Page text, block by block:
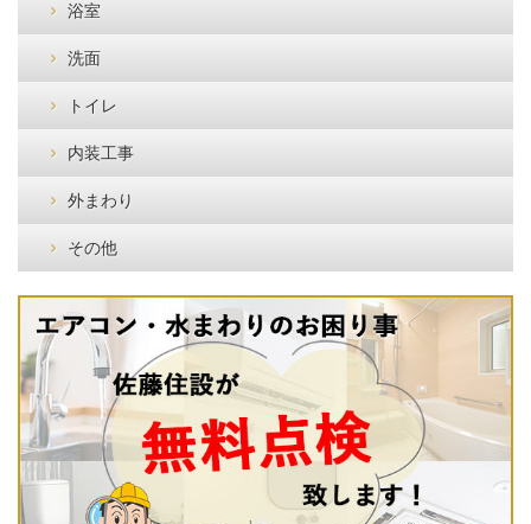
浴室
洗面
トイレ
内装工事
外まわり
その他